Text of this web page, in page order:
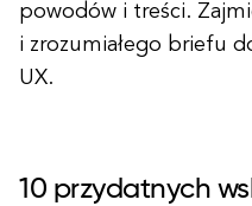
powodów i treści.
i zrozumiałego briefu
UX.
10 przydatnych